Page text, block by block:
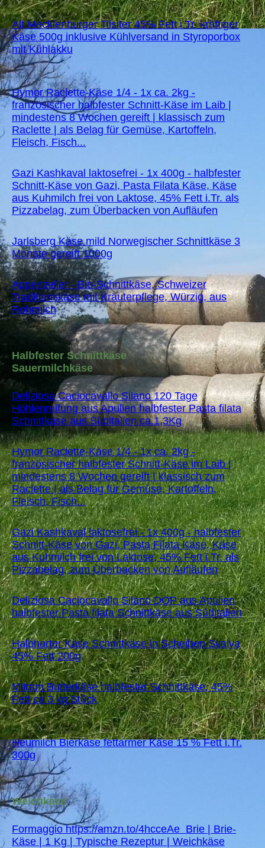
Alt Mecklenburger Tilsiter 45% Fett i.Tr. kräftiger
Käse 500g inklusive Kühlversand in Styroporbox
mit Kühlakku
Hymor Raclette-Käse 1/4 - 1x ca. 2kg -
französischer halbfester Schnitt-Käse im Laib |
mindestens 8 Wochen gereift | klassisch zum
Raclette | als Belag für Gemüse, Kartoffeln,
Fleisch, Fisch...
Gazi Kashkaval laktosefrei - 1x 400g - halbfester
Schnitt-Käse von Gazi, Pasta Filata Käse, Käse
aus Kuhmilch frei von Laktose, 45% Fett i.Tr. als
Pizzabelag, zum Überbacken von Aufläufen
Jarlsberg Käse mild Norwegischer Schnittkäse 3
Monate gereift 1000g
Appenzeller - Bio-Schnittkäse, Schweizer
Traditionskäse mit Kräuterpflege, Würzig, aus
Rohmilch
Halbfester Schnittkäse
Sauermilchkäse
Deliziosa Caciocavallo Silano 120 Tage
Höhlenreifung aus Apulien halbfester Pasta filata
Schnittkäse aus Süditalien ca.1,3Kg
Hymor Raclette-Käse 1/4 - 1x ca. 2kg -
französischer halbfester Schnitt-Käse im Laib |
mindestens 8 Wochen gereift | klassisch zum
Raclette | als Belag für Gemüse, Kartoffeln,
Fleisch, Fisch...
Gazi Kashkaval laktosefrei - 1x 400g - halbfester
Schnitt-Käse von Gazi, Pasta Filata Käse, Käse
aus Kuhmilch frei von Laktose, 45% Fett i.Tr. als
Pizzabelag, zum Überbacken von Aufläufen
Deliziosa Caciocavallo Silano DOP aus Apulien
halbfester Pasta filata Schnittkäse aus Süditalien
Halbharter Käse Schnittkäse in Scheiben Svalya
45% Fett 200g
Milram Butterkäse halbfester Schnittkäse, 45%
Fett ca 3 kg Stück
Heumilch Bierkäse fettarmer Käse 15 % Fett i.Tr.
300g
Weichkäse
Formaggio https://amzn.to/4hcceAe Brie | Brie-
Käse | 1 Kg | Typische Rezeptur | Weichkäse